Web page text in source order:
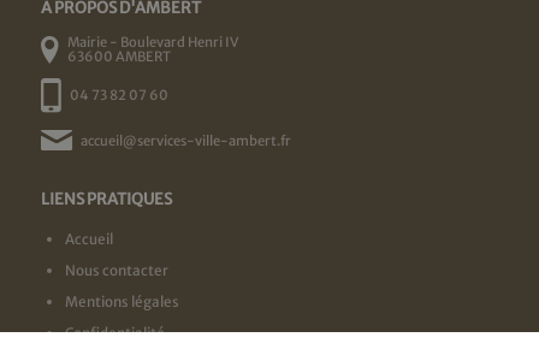
A PROPOS D'AMBERT
Mairie - Boulevard Henri IV
63600 AMBERT
04 73 82 07 60
accueil@services-ville-ambert.fr
LIENS PRATIQUES
Accueil
Nous contacter
Mentions légales
Confidentialité